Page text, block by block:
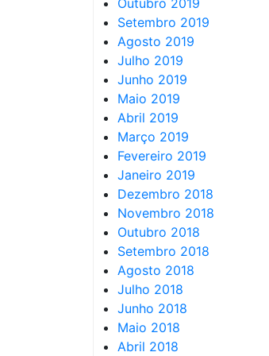
Outubro 2019
Setembro 2019
Agosto 2019
Julho 2019
Junho 2019
Maio 2019
Abril 2019
Março 2019
Fevereiro 2019
Janeiro 2019
Dezembro 2018
Novembro 2018
Outubro 2018
Setembro 2018
Agosto 2018
Julho 2018
Junho 2018
Maio 2018
Abril 2018